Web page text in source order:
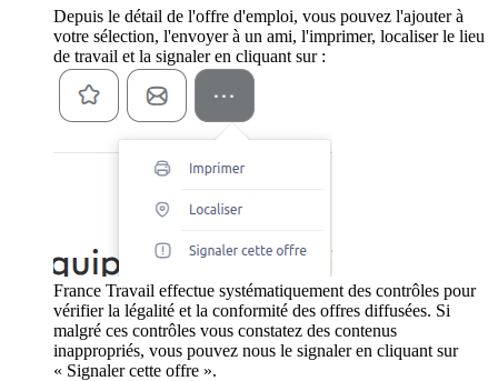
Depuis le détail de l'offre d'emploi, vous pouvez l'ajouter à
votre sélection, l'envoyer à un ami, l'imprimer, localiser le lieu
de travail et la signaler en cliquant sur :
France Travail effectue systématiquement des contrôles pour
vérifier la légalité et la conformité des offres diffusées. Si
malgré ces contrôles vous constatez des contenus
inappropriés, vous pouvez nous le signaler en cliquant sur
« Signaler cette offre ».